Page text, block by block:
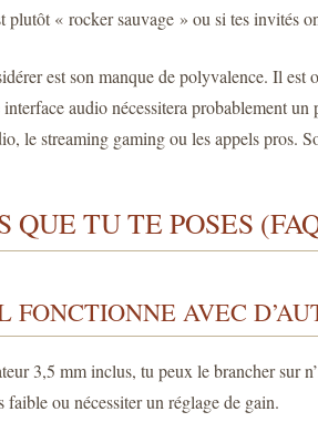
plutôt « rocker sauvage » ou si tes invités
est son manque de polyvalence. Il
audio nécessitera probablement
le streaming gaming ou les appels pros.
QUE TU TE POSES
FONCTIONNE AVEC
3,5 mm inclus, tu peux le brancher sur
faible ou nécessiter un réglage de gain.